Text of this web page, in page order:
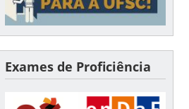
Exames de Proficiência